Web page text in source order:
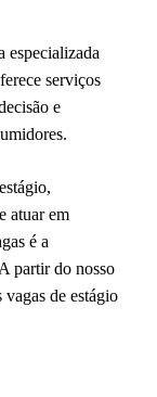
especializada
serviços
e
atuar em
é a
partir do nosso
de estágio